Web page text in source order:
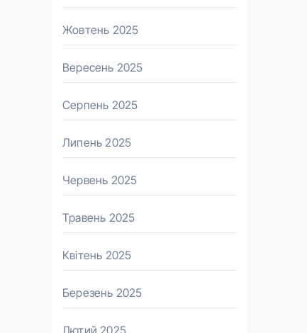
Жовтень 2025
Вересень 2025
Серпень 2025
Липень 2025
Червень 2025
Травень 2025
Квітень 2025
Березень 2025
Лютий 2025